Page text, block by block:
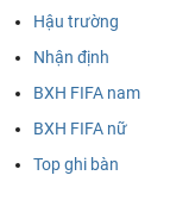
Hậu trường
Nhận định
BXH FIFA nam
BXH FIFA nữ
Top ghi bàn